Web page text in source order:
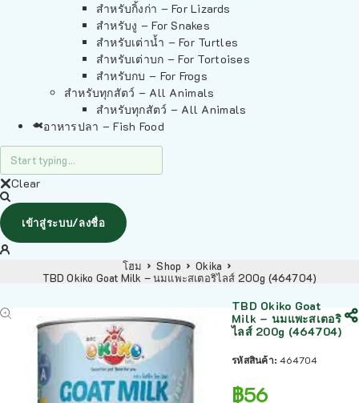
สำหรับกิ้งก่า – For Lizards
สำหรับงู – For Snakes
สำหรับเต่าน้ำ – For Turtles
สำหรับเต่าบก – For Tortoises
สำหรับกบ – For Frogs
สำหรับทุกสัตว์ – All Animals
สำหรับทุกสัตว์ – All Animals
อาหารปลา – Fish Food
Clear
เข้าสู่ระบบ/ลงชื่อ
โฮม Shop
Okika
TBD Okiko Goat Milk – นมแพะสเตอริไลส์ 200g (464704)
TBD Okiko Goat
Milk – นมแพะสเตอริ
ไลส์ 200g (464704)
รหัสสินค้า:464704
฿56